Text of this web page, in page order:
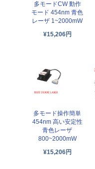
多モードCW 動作
モード 454nm 青色
レーザ 1~2000mW
¥15,206円
多モード操作簡単
454nm 高い安定性
青色レーザ
800~2000mW
¥15,206円